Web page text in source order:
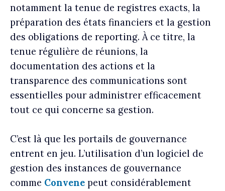
notamment la tenue de registres exacts, la
préparation des états financiers et la gestion
des obligations de reporting. À ce titre, la
tenue régulière de réunions, la
documentation des actions et la
transparence des communications sont
essentielles pour administrer efficacement
tout ce qui concerne sa gestion.
C’est là que les portails de gouvernance
entrent en jeu. L’utilisation d’un logiciel de
gestion des instances de gouvernance
comme Convene peut considérablement